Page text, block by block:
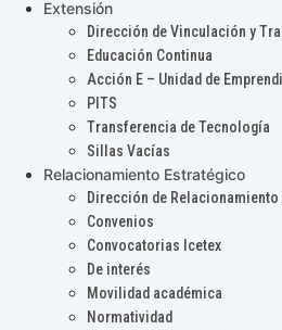
Extensión
Dirección de Vinculación y
Educación Continua
Acción E – Unidad de
PITS
Transferencia de Tecnología
Sillas Vacías
Relacionamiento Estratégico
Dirección de
Convenios
Convocatorias Icetex
De interés
Movilidad académica
Normatividad